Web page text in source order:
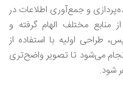
و جمع‌آوری اطلاعات در
مختلف الهام گرفته و
طراحی اولیه با استفاده از
می‌شود تا تصویر واضح‌تری
شود.